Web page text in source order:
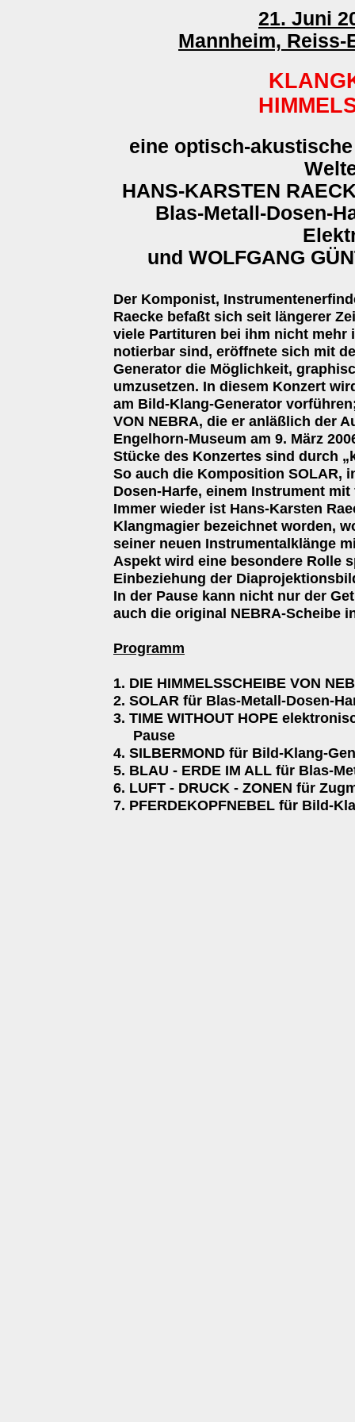
21. Juni
Mannheim,
eine optisch-
HANS-KARSTEN
Blas-Metall-Dosen-
und WOLFGANG
Der Komponist,
Raecke befaßt sich seit längerer
viele Partituren bei ihm nicht
notierbar sind, eröffnete sich mit
Generator die Möglichkeit,
umzusetzen. In diesem Konzert
am Bild-Klang-Generator
VON NEBRA, die er anläßlich der
Engelhorn-Museum am 9. März
Stücke des Konzertes sind durch
So auch die Komposition SOLAR,
Dosen-Harfe, einem Instrument
Immer wieder ist Hans-Karsten
Klangmagier bezeichnet worden,
seiner neuen Instrumentalklänge
Aspekt wird eine besondere Rolle
Einbeziehung der
In der Pause kann nicht nur der
auch die original NEBRA-Scheibe
Programm
1. DIE HIMMELSSCHEIBE VON
2. SOLAR für Blas-Metall-Dosen-
3. TIME WITHOUT HOPE
Pause
4. SILBERMOND für Bild-Klang-
5. BLAU - ERDE IM ALL für Blas-
6. LUFT - DRUCK - ZONEN für
7. PFERDEKOPFNEBEL für Bild-